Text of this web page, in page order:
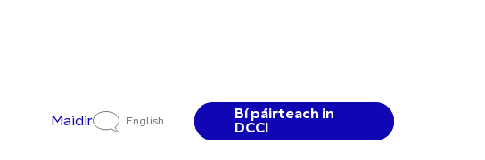
Maidir English
Bí páirteach in
DCCI